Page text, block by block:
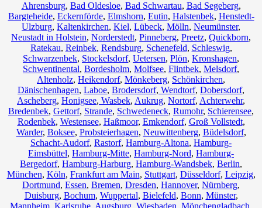
Ahrensburg, Bad Oldesloe, Bad Schwartau, Bad Segeberg,
Bargteheide, Eckernförde, Elmshorn, Eutin, Halstenbek, Henstedt-
Ulzburg, Kaltenkirchen, Kiel, Lübeck, Mölln, Neumünster,
Neustadt in Holstein, Norderstedt, Pinneberg, Preetz, Quickborn,
Ratekau, Reinbek, Rendsburg, Schenefeld, Schleswig,
Schwarzenbek, Stockelsdorf, Uetersen, Plön, Kronshagen,
Schwentinental, Bordesholm, Molfsee, Flintbek, Melsdorf,
Altenholz, Heikendorf, Mönkeberg, Schönkirchen,
Dänischenhagen, Laboe, Brodersdorf, Wendtorf, Dobersdorf,
Ascheberg, Honigsee, Wasbek, Aukrug, Nortorf, Achterwehr,
Bredenbek, Gettorf, Strande, Schwedeneck, Rumohr, Schierensee,
Rodenbek, Westensee, Haßmoor, Emkendorf, Groß Vollstedt,
Warder, Boksee, Probsteierhagen, Neuwittenberg, Büdelsdorf,
Schacht-Audorf, Rastorf, Hamburg-Altona, Hamburg-
Eimsbüttel, Hamburg-Mitte, Hamburg-Nord, Hamburg-
Bergedorf, Hamburg-Harburg, Hamburg-Wandsbek, Berlin,
München, Köln, Frankfurt am Main, Stuttgart, Düsseldorf, Leipzig,
Dortmund, Essen, Bremen, Dresden, Hannover, Nürnberg,
Duisburg, Bochum, Wuppertal, Bielefeld, Bonn, Münster,